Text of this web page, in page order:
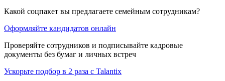
Какой соцпакет вы предлагаете семейным сотрудникам?
Оформляйте кандидатов онлайн
Проверяйте сотрудников и подписывайте кадровые
документы без бумаг и личных встреч
Ускорьте подбор в 2 раза с Talantix